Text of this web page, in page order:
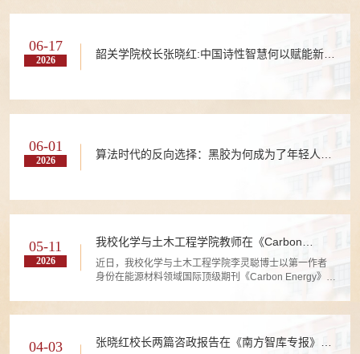
lived interlayer charge highways for efficient visible-
06-17
2026
韶关学院校长张晓红:中国诗性智慧何以赋能新闻
06-01
2026
算法时代的反向选择：黑胶为何成为了年轻人的
05-11
2026
我校化学与土木工程学院教师在《Carbon
Energy》发表重要研究成果
近日，我校化学与土木工程学院李灵聪博士以第一作者
身份在能源材料领域国际顶级期刊《Carbon Energy》
“1D/3D Heterojunction for High-Efficiency Hole-
Transport Layer-Free Carbon-Based Wide-Bandgap
04-03
张晓红校长两篇咨政报告在《南方智库专报》刊